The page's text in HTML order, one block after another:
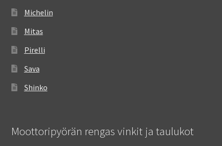
Michelin
Mitas
Pirelli
Sava
Shinko
Moottoripyörän rengas vinkit ja taulukot